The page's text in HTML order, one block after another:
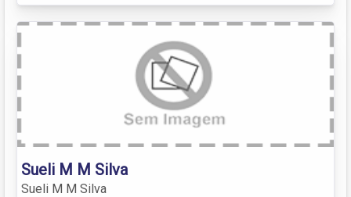
Sueli M M Silva
Sueli M M Silva